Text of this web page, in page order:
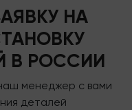
НА
В РОССИИ
менеджер с вами
деталей